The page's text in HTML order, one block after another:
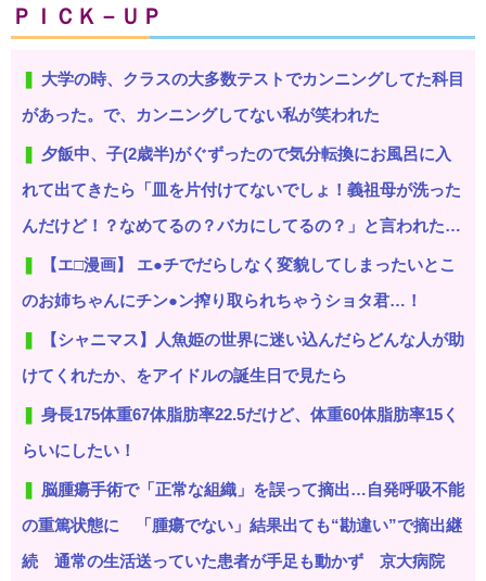
ＰＩＣＫ－ＵＰ
大学の時、クラスの大多数テストでカンニングしてた科目
があった。で、カンニングしてない私が笑われた
夕飯中、子(2歳半)がぐずったので気分転換にお風呂に入
れて出てきたら「皿を片付けてないでしょ！義祖母が洗った
んだけど！？なめてるの？バカにしてるの？」と言われた…
【エ□漫画】 エ●チでだらしなく変貌してしまったいとこ
のお姉ちゃんにチン●ン搾り取られちゃうショタ君…！
【シャニマス】人魚姫の世界に迷い込んだらどんな人が助
けてくれたか、をアイドルの誕生日で見たら
身長175体重67体脂肪率22.5だけど、体重60体脂肪率15く
らいにしたい！
脳腫瘍手術で「正常な組織」を誤って摘出…自発呼吸不能
の重篤状態に 「腫瘍でない」結果出ても“勘違い”で摘出継
続 通常の生活送っていた患者が手足も動かず 京大病院